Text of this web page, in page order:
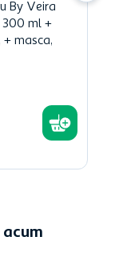
By Veira
300 ml +
masca,
acum